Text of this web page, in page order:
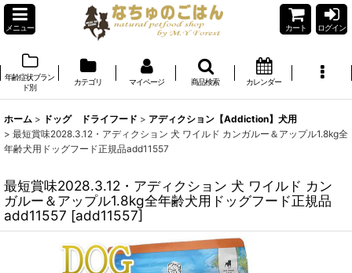
メニュー カート ログイン
年齢症状ブラン
ド別
カテゴリ マイページ 商品検索 カレンダー
ホーム > ドッグ ドライフード > アディクション【Addiction】犬用
> 最短賞味2028.3.12・アディクション 犬 ワイルド カンガルー＆アップル1.8kg全
年齢犬用ドッグフード正規品add11557
最短賞味2028.3.12・アディクション 犬 ワイルド カン
ガルー＆アップル1.8kg全年齢犬用ドッグフード正規品
add11557 [add11557]